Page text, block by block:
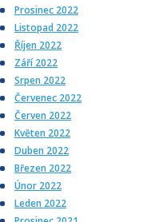
Prosinec 2022
Listopad 2022
Říjen 2022
Září 2022
Srpen 2022
Červenec 2022
Červen 2022
Květen 2022
Duben 2022
Březen 2022
Únor 2022
Leden 2022